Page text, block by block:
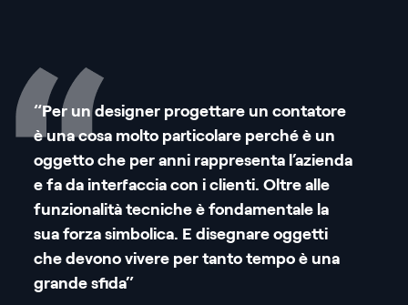
“Per un designer progettare un contatore
è una cosa molto particolare perché è un
oggetto che per anni rappresenta l’azienda
e fa da interfaccia con i clienti. Oltre alle
funzionalità tecniche è fondamentale la
sua forza simbolica. E disegnare oggetti
che devono vivere per tanto tempo è una
grande sfida”